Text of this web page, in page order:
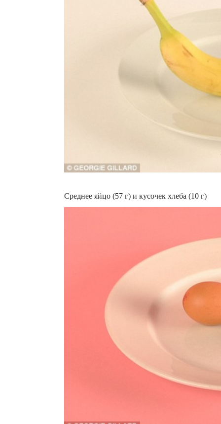
Среднее яйцо (57 г) и кусочек хлеба (10 г)